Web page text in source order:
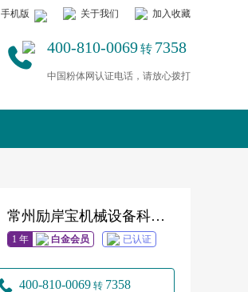
手机版 关于我们 加入收藏
400-810-0069转 7358
中国粉体网认证电话，请放心拨打
常州励岸宝机械设备科技有限公司
1 年 白金会员 已认证
400-810-0069 转 7358